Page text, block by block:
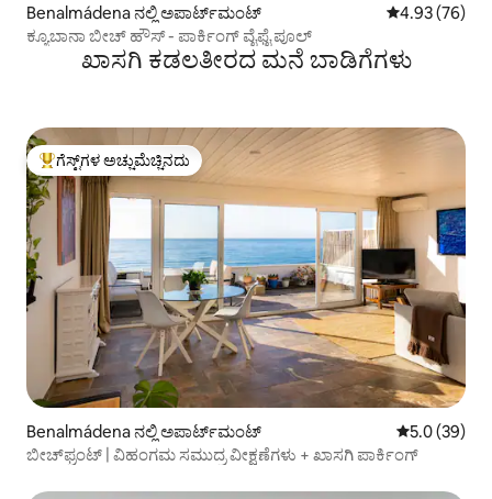
Benalmádena ನಲ್ಲಿ ಅಪಾರ್ಟ್‌ಮಂಟ್ 5 ರಲ್ಲಿ 4.93
4.93 (76)
ಕ್ಯೂಬಾನಾ ಬೀಚ್ ಹೌಸ್ - ಪಾರ್ಕಿಂಗ್ ವೈಫೈ ಪೂಲ್
ಖಾಸಗಿ ಕಡಲತೀರದ ಮನೆ ಬಾಡಿಗೆಗಳು
ಗೆಸ್ಟ್‌ಗಳಿಗೆ ಅತಿ ಹೆಚ್ಚು ಅಚ್ಚುಮೆಚ್ಚಿನದು
ಗೆಸ್ಟ್‌ಗಳ ಅಚ್ಚುಮೆಚ್ಚಿನದು
Benalmádena ನಲ್ಲಿ ಅಪಾರ್ಟ್‌ಮಂಟ್ 5 ರಲ್ಲಿ 5.0
5.0 (39)
ಬೀಚ್‌ಫ್ರಂಟ್ | ವಿಹಂಗಮ ಸಮುದ್ರ ವೀಕ್ಷಣೆಗಳು + ಖಾಸಗಿ ಪಾರ್ಕಿಂಗ್